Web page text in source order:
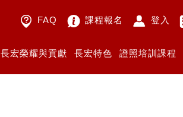
證照培訓課程
長宏特色
長宏榮耀與貢獻
登入
課程報名
FAQ